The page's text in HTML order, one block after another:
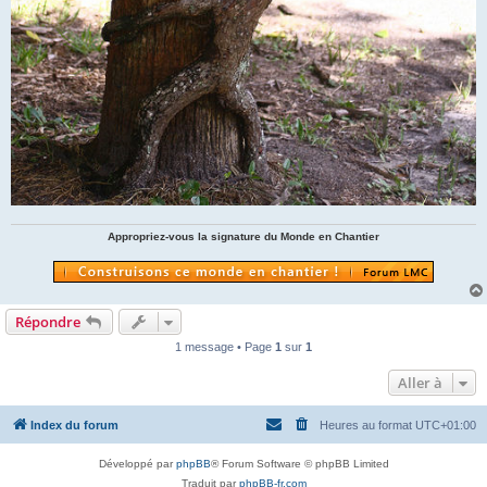
Appropriez-vous la signature du Monde en Chantier
Répondre
1 message • Page 1 sur 1
Aller à
Index du forum Heures au format UTC+01:00
Développé parphpBB® Forum Software © phpBB Limited
Traduit parphpBB-fr.com